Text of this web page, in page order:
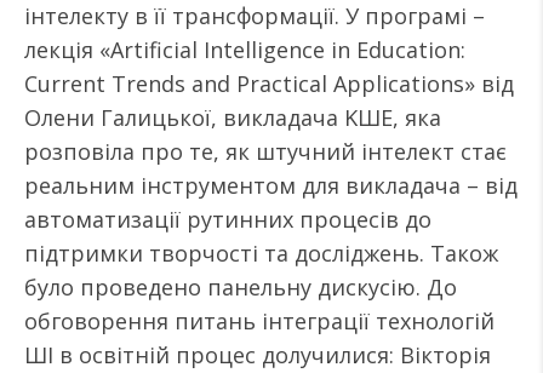
інтелекту в її трансформації. У програмі –
лекція «Artificial Intelligence in Education:
Current Trends and Practical Applications» від
Олени Галицької, викладача KШЕ, яка
розповіла про те, як штучний інтелект стає
реальним інструментом для викладача – від
автоматизації рутинних процесів до
підтримки творчості та досліджень. Також
було проведено панельну дискусію. До
обговорення питань інтеграції технологій
ШІ в освітній процес долучилися: Вікторія